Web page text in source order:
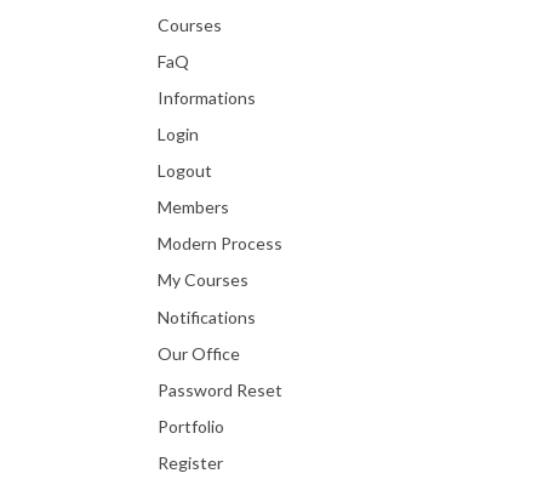
Courses
FaQ
Informations
Login
Logout
Members
Modern Process
My Courses
Notifications
Our Office
Password Reset
Portfolio
Register